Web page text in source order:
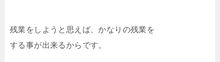
残業をしようと思えば、かなりの残業を
する事が出来るからです。